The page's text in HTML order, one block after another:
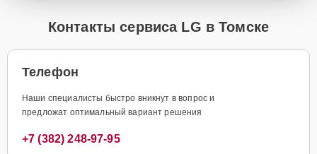
Контакты сервиса LG в Томске
Телефон
Наши специалисты быстро вникнут в вопрос и
предложат оптимальный вариант решения
+7 (382) 248-97-95